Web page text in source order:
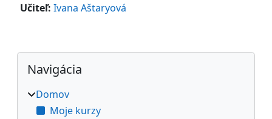
Učiteľ: Ivana Aštaryová
Bloky
Preskočiť Navigácia
Navigácia
Domov
Moje kurzy